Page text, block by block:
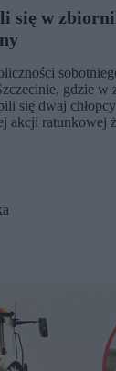
się w
gdzie w
się dwaj
akcji ratunkowej